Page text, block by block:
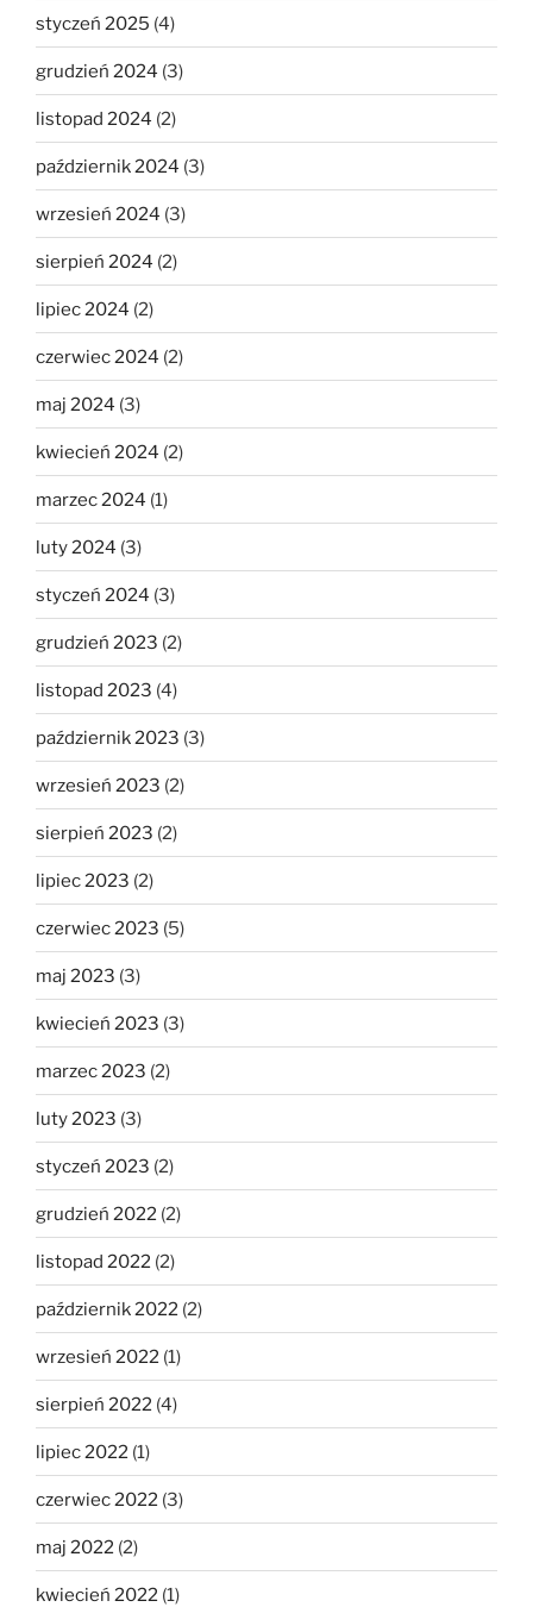
styczeń 2025 (4)
grudzień 2024 (3)
listopad 2024 (2)
październik 2024 (3)
wrzesień 2024 (3)
sierpień 2024 (2)
lipiec 2024 (2)
czerwiec 2024 (2)
maj 2024 (3)
kwiecień 2024 (2)
marzec 2024 (1)
luty 2024 (3)
styczeń 2024 (3)
grudzień 2023 (2)
listopad 2023 (4)
październik 2023 (3)
wrzesień 2023 (2)
sierpień 2023 (2)
lipiec 2023 (2)
czerwiec 2023 (5)
maj 2023 (3)
kwiecień 2023 (3)
marzec 2023 (2)
luty 2023 (3)
styczeń 2023 (2)
grudzień 2022 (2)
listopad 2022 (2)
październik 2022 (2)
wrzesień 2022 (1)
sierpień 2022 (4)
lipiec 2022 (1)
czerwiec 2022 (3)
maj 2022 (2)
kwiecień 2022 (1)